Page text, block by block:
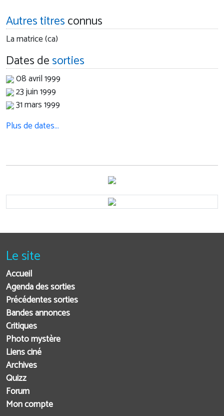
Autres titresconnus
La matrice (ca)
Dates desorties
08 avril 1999
23 juin 1999
31 mars 1999
Plus de dates…
Le site
Accueil
Agenda des sorties
Précédentes sorties
Bandes annonces
Critiques
Photo mystère
Liens ciné
Archives
Quizz
Forum
Mon compte